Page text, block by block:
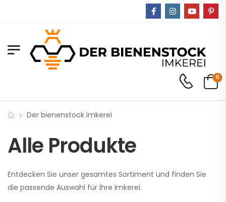
0
Der bienenstock imkerei
Alle Produkte
Entdecken Sie unser gesamtes Sortiment und finden Sie
die passende Auswahl für Ihre Imkerei.